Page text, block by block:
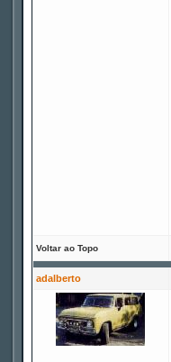
Voltar ao Topo
adalberto